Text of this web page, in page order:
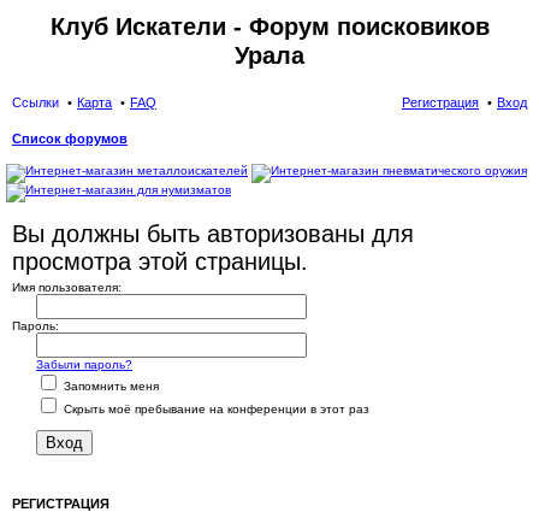
Клуб Искатели - Форум поисковиков
Урала
Ссылки Карта FAQ Вход
Регистрация
Список форумов
ои
Вы должны быть авторизованы для
просмотра этой страницы.
Имя пользователя:
Пароль:
Забыли пароль?
Запомнить меня
Скрыть моё пребывание на конференции в этот раз
РЕГИСТРАЦИЯ